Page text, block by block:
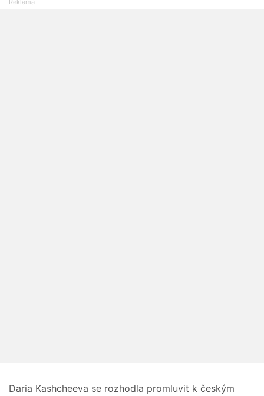
Daria Kashcheeva se rozhodla promluvit k českým